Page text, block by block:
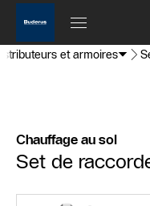
et armoires
Chauffage au sol
Set de